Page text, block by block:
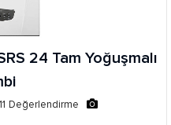
24 Tam Yoğuşmalı
11 Değerlendirme